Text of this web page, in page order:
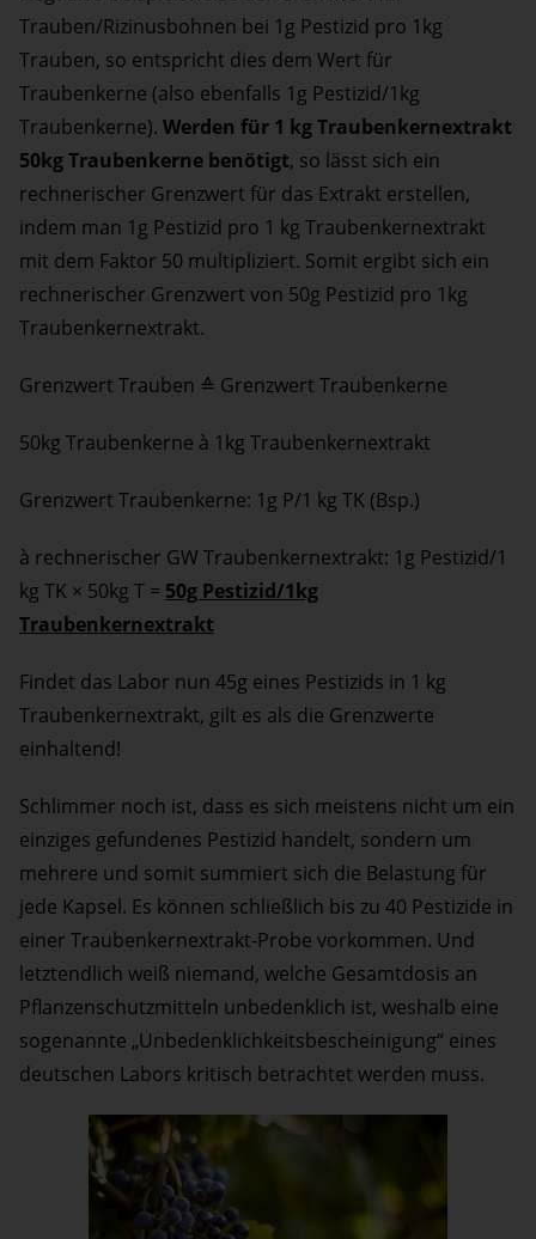
Trauben/Rizinusbohnen bei 1g Pestizid pro 1kg
Trauben, so entspricht dies dem Wert für
Traubenkerne (also ebenfalls 1g Pestizid/1kg
Traubenkerne). Werden für 1 kg Traubenkernextrakt
50kg Traubenkerne benötigt, so lässt sich ein
rechnerischer Grenzwert für das Extrakt erstellen,
indem man 1g Pestizid pro 1 kg Traubenkernextrakt
mit dem Faktor 50 multipliziert. Somit ergibt sich ein
rechnerischer Grenzwert von 50g Pestizid pro 1kg
Traubenkernextrakt.
Grenzwert Trauben ≙ Grenzwert Traubenkerne
50kg Traubenkerne à 1kg Traubenkernextrakt
Grenzwert Traubenkerne: 1g P/1 kg TK (Bsp.)
à rechnerischer GW Traubenkernextrakt: 1g Pestizid/1
kg TK × 50kg T = 50g Pestizid/1kg
Traubenkernextrakt
Findet das Labor nun 45g eines Pestizids in 1 kg
Traubenkernextrakt, gilt es als die Grenzwerte
einhaltend!
Schlimmer noch ist, dass es sich meistens nicht um ein
einziges gefundenes Pestizid handelt, sondern um
mehrere und somit summiert sich die Belastung für
jede Kapsel. Es können schließlich bis zu 40 Pestizide in
einer Traubenkernextrakt-Probe vorkommen. Und
letztendlich weiß niemand, welche Gesamtdosis an
Pflanzenschutzmitteln unbedenklich ist, weshalb eine
sogenannte „Unbedenklichkeitsbescheinigung“ eines
deutschen Labors kritisch betrachtet werden muss.